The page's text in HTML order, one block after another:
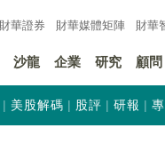
財華證券 財華媒體矩陣 財華
沙龍 企業 研究 顧問
美股解碼 股評 研報